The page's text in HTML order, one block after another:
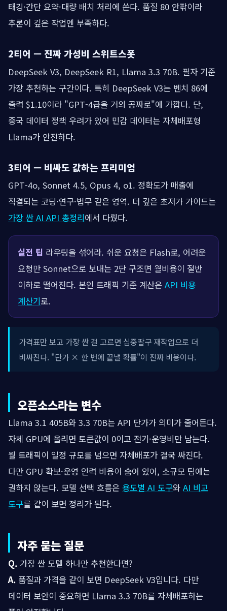
태깅·간단 요약·대량 배치 처리에 쓴다. 품질 80 안팎이라
추론이 깊은 작업엔 부족하다.
2티어 — 진짜 가성비 스위트스폿
DeepSeek V3, DeepSeek R1, Llama 3.3 70B. 필자 기준
가장 추천하는 구간이다. 특히 DeepSeek V3는 벤치 86에
출력 $1.10이라 "GPT-4급을 거의 공짜로"에 가깝다. 단,
중국 데이터 정책 우려가 있어 민감 데이터는 자체배포형
Llama가 안전하다.
3티어 — 비싸도 값하는 프리미엄
GPT-4o, Sonnet 4.5, Opus 4, o1. 정확도가 매출에
직결되는 코딩·연구·법무 같은 영역. 더 깊은 초저가 가이드는
가장 싼 AI API 총정리에서 다뤘다.
실전 팁 라우팅을 섞어라. 쉬운 요청은 Flash로, 어려운
요청만 Sonnet으로 보내는 2단 구조면 월비용이 절반
이하로 떨어진다. 본인 트래픽 기준 계산은 API 비용
계산기로.
가격표만 보고 가장 싼 걸 고르면 십중팔구 재작업으로 더
비싸진다. "단가 × 한 번에 끝낼 확률"이 진짜 비용이다.
오픈소스라는 변수
Llama 3.1 405B와 3.3 70B는 API 단가가 의미가 줄어든다.
자체 GPU에 올리면 토큰값이 0이고 전기·운영비만 남는다.
월 트래픽이 일정 규모를 넘으면 자체배포가 결국 싸진다.
다만 GPU 확보·운영 인력 비용이 숨어 있어, 소규모 팀에는
권하지 않는다. 모델 선택 흐름은 용도별 AI 도구와 AI 비교
도구를 같이 보면 정리가 된다.
자주 묻는 질문
Q. 가장 싼 모델 하나만 추천한다면?
A. 품질과 가격을 같이 보면 DeepSeek V3입니다. 다만
데이터 보안이 중요하면 Llama 3.3 70B를 자체배포하는